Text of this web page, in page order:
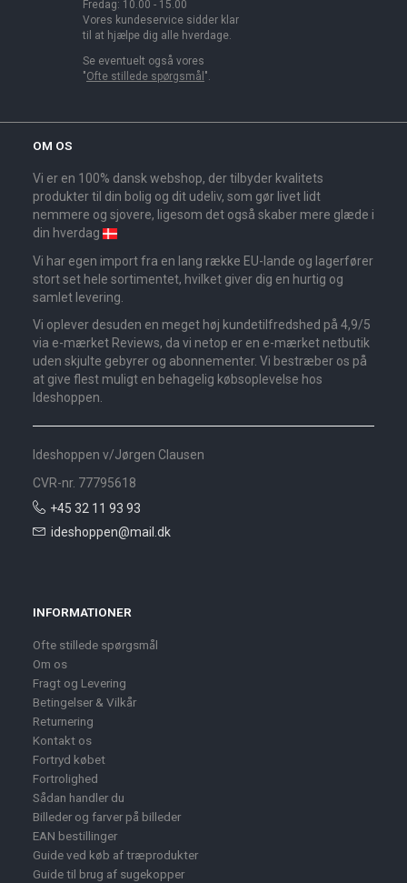
Fredag: 10.00 - 15.00
Vores kundeservice sidder klar
til at hjælpe dig alle hverdage.
Se eventuelt også vores
"Ofte stillede spørgsmål ".
OM OS
Vi er en 100% dansk webshop, der tilbyder kvalitets
produkter til din bolig og dit udeliv, som gør livet lidt
nemmere og sjovere, ligesom det også skaber mere glæde i
din hverdag
Vi har egen import fra en lang række EU-lande og lagerfører
stort set hele sortimentet, hvilket giver dig en hurtig og
samlet levering.
Vi oplever desuden en meget høj kundetilfredshed på 4,9/5
via e-mærket Reviews, da vi netop er en e-mærket netbutik
uden skjulte gebyrer og abonnementer. Vi bestræber os på
at give flest muligt en behagelig købsoplevelse hos
Ideshoppen.
Ideshoppen v/Jørgen Clausen
CVR-nr. 77795618
+45 32 11 93 93
ideshoppen@mail.dk
INFORMATIONER
Ofte stillede spørgsmål
Om os
Fragt og Levering
Betingelser & Vilkår
Returnering
Kontakt os
Fortryd købet
Fortrolighed
Sådan handler du
Billeder og farver på billeder
EAN bestillinger
Guide ved køb af træprodukter
Guide til brug af sugekopper